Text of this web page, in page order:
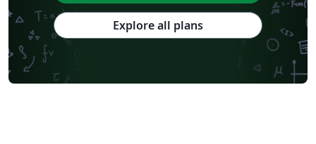
Explore all plans